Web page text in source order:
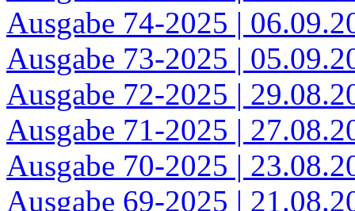
Ausgabe 74-2025 |
Ausgabe 73-2025 |
Ausgabe 72-2025 |
Ausgabe 71-2025 |
Ausgabe 70-2025 |
Ausgabe 69-2025 |